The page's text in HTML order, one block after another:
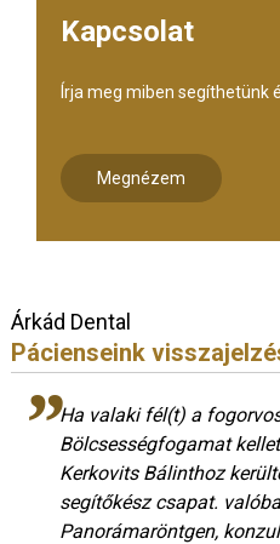
Kapcsolat
Írja meg miben segíthetünk
Megnézem
Árkád Dental
Pácienseink
Ha valaki fél(t) a
Bölcsességfogamat
Kerkovits Bálinthoz
segítőkész csapat.
Panorámaröntgen,